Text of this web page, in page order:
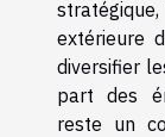
extérieure
diversifier
part des
reste un